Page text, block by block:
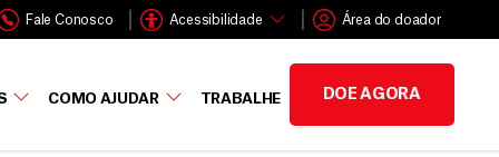
Fale Conosco Acessibilidade Área do doador
COMO AJUDAR TRABALHE DOE AGORA